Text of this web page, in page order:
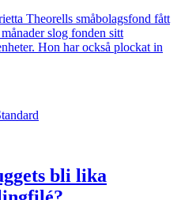
Theorells småbolagsfond fått
slog fonden sitt
Hon har också plockat in
bli lika